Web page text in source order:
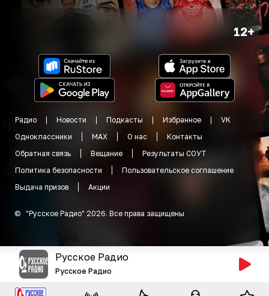
12+
Радио Новости Подкасты Избранное
VK
Одноклассники
MAX О нас
Контакты
Обратная связь
Вещание
Результаты СОУТ
Политика безопасности
Пользовательское соглашение
Выдача призов
Акции
© "Русское Радио" 2026. Все права защищены
Русское Радио
Русское Радио